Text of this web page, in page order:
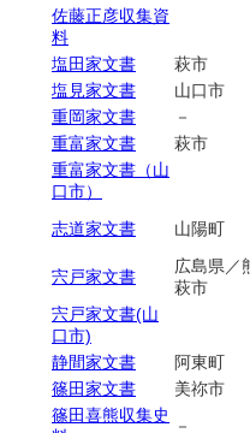
佐藤正彦収集資
料
塩田家文書
萩市
塩見家文書
山口市
重岡家文書
－
重富家文書
萩市
重富家文書（山
口市）
志道家文書 山陽町
宍戸家文書
広島県／
萩市
宍戸家文書(山
口市)
静間家文書
阿東町
篠田家文書
美祢市
篠田喜熊収集史
－